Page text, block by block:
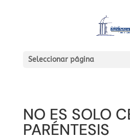
Seleccionar página
NO ES SOLO
PARÉNTESIS